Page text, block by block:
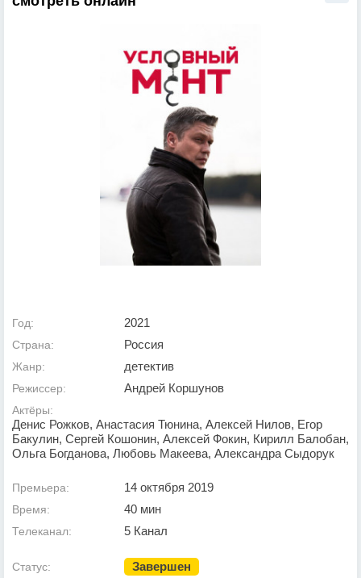
Год: 2021
Страна: Россия
Жанр: детектив
Режиссер: Андрей Коршунов
Актёры:
Денис Рожков, Анастасия Тюнина, Алексей Нилов, Егор
Бакулин, Сергей Кошонин, Алексей Фокин, Кирилл Балобан,
Ольга Богданова, Любовь Макеева, Александра Сыдорук
Премьера: 14 октября 2019
Время: 40 мин
Телеканал: 5 Канал
Статус: Завершен